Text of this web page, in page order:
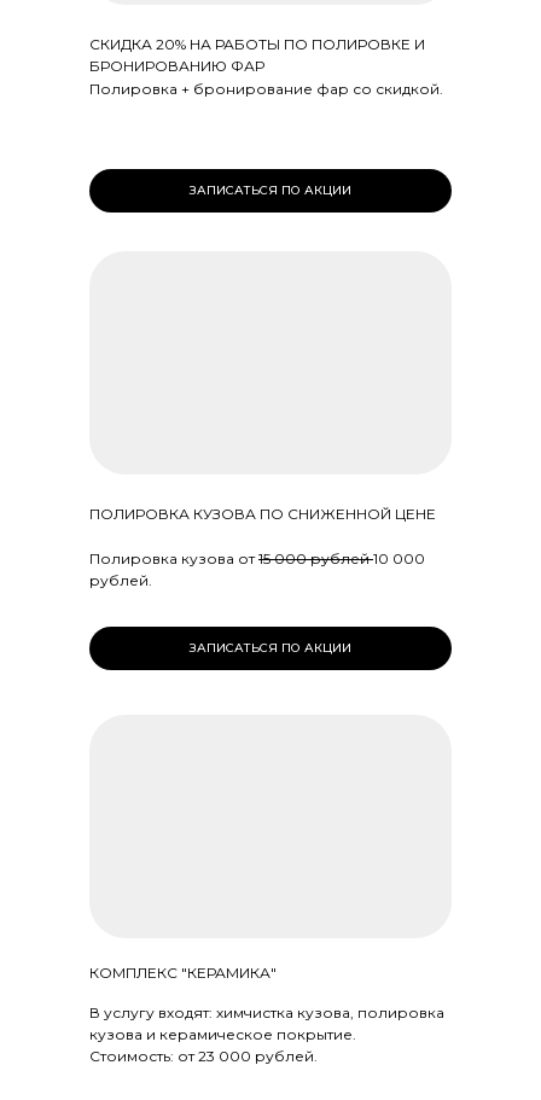
ЗАПИСАТЬСЯ ПО АКЦИИ
ПОЛИРОВКА КУЗОВА ПО СНИЖЕННОЙ ЦЕНЕ
Полировка кузова от15 000 рублей10 000
рублей.
ЗАПИСАТЬСЯ ПО АКЦИИ
СКИДКА 20% НА РАБОТЫ ПО ПОЛИРОВКЕ И
БРОНИРОВАНИЮ ФАР
Полировка + бронирование фар со скидкой.
КОМПЛЕКС "КЕРАМИКА"
В услугу входят: химчистка кузова, полировка
кузова и керамическое покрытие.
Стоимость: от 23 000 рублей.